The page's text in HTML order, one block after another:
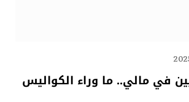
في مالي.. ما وراء الكواليس